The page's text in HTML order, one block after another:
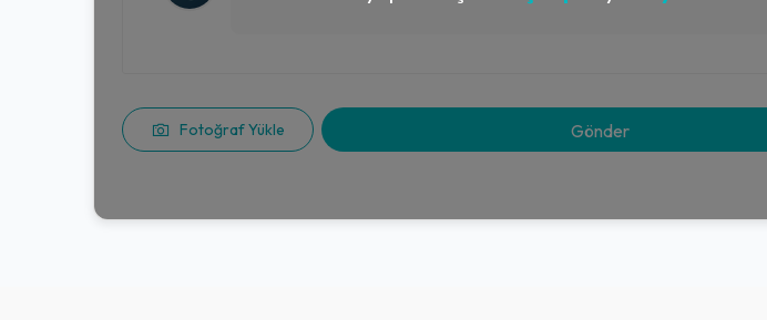
Fotoğraf Yükle